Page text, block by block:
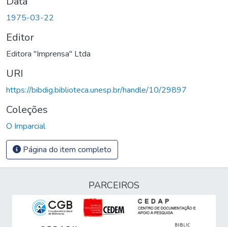
1975-03-22
Editor
Editora "Imprensa" Ltda
URI
https://bibdig.biblioteca.unesp.br/handle/10/29897
Coleções
O Imparcial
Página do item completo
PARCEIROS